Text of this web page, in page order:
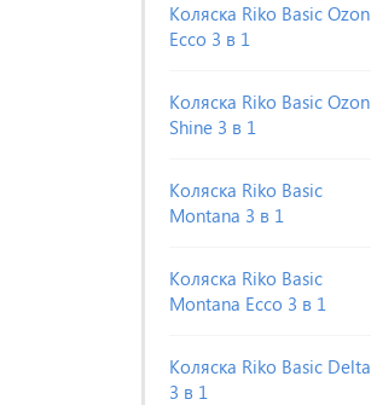
Коляска Riko Basic Ozon
Ecco 3 в 1
Коляска Riko Basic Ozon
Shine 3 в 1
Коляска Riko Basic
Montana 3 в 1
Коляска Riko Basic
Montana Ecco 3 в 1
Коляска Riko Basic Delta
3 в 1